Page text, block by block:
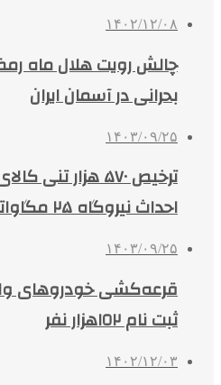
۱۴۰۲/۱۲/۰۸
چالش رویت هلال ماه
بحرانی در آسمان ایران
۱۴۰۳/۰۹/۲۵
ترخیص ۵۷۰ هزار
احداث نیروگاه ۲۵ مگاواتی
۱۴۰۳/۰۹/۲۵
قرعه‌کشی خودروهای
ثبت نام ١٥٢هزار نفر
۱۴۰۲/۱۲/۰۳